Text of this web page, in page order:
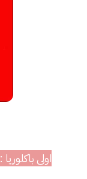
اولى باكلوريا : A propos de roman Antigone